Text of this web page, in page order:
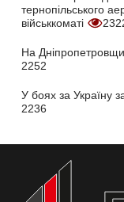
тернопільського
військкоматі
На
2252
У боях за Україну
2236